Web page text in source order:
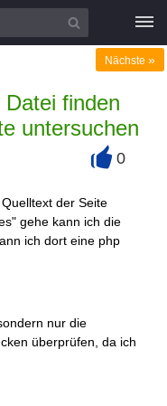
finden
untersuchen
Nächste »
0
der Seite
gehe kann ich die
ich dort eine php
nur die
überprüfen, da ich